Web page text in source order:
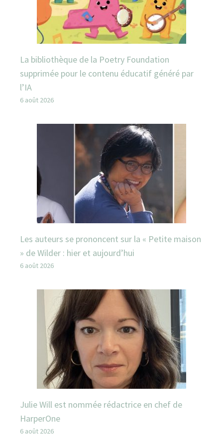
La bibliothèque de la Poetry Foundation
supprimée pour le contenu éducatif généré par
l’IA
6 août 2026
Les auteurs se prononcent sur la « Petite maison
» de Wilder : hier et aujourd’hui
6 août 2026
Julie Will est nommée rédactrice en chef de
HarperOne
6 août 2026